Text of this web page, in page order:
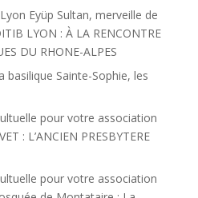
Eyüp Sultan, merveille de
LYON : À LA RENCONTRE
DU RHONE-ALPES
basilique Sainte-Sophie, les
pour votre association
: L’ANCIEN PRESBYTERE
pour votre association